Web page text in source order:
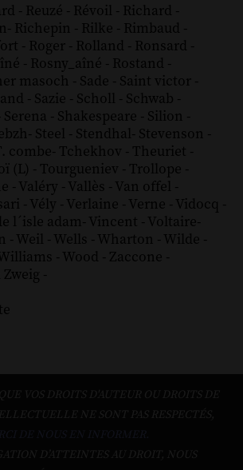
- Reuzé - Révoil - Richard -
- Richepin - Rilke - Rimbaud -
- Roger - Rolland - Ronsard -
- Rosny_aîné - Rostand -
masoch - Sade - Saint victor -
- Sazie - Scholl - Schwab -
Serena - Shakespeare - Silion -
- Steel - Stendhal- Stevenson -
combe- Tchekhov - Theuriet -
(L) - Tourgueniev - Trollope -
- Valéry - Vallès - Van offel -
- Vély - Verlaine - Verne - Vidocq -
l´isle adam- Vincent - Voltaire-
- Weil - Wells - Wharton - Wilde -
- Wood - Zaccone -
Zweig -